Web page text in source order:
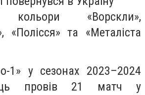
кольори «Ворскли»,
«Полісся» та «Металіста
1» у сезонах 2023–2024
провів 21 матч у